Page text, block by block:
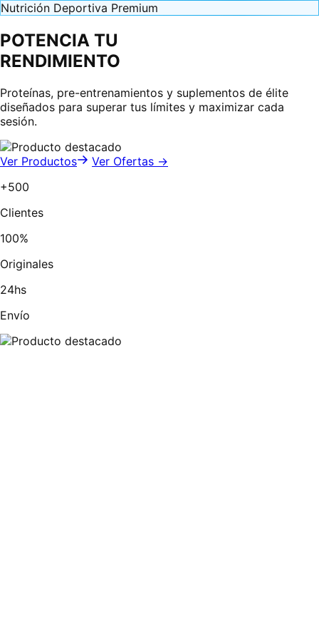
Nutrición Deportiva Premium
POTENCIA TU
RENDIMIENTO
Proteínas, pre-entrenamientos y suplementos de élite
diseñados para superar tus límites y maximizar cada
sesión.
Ver Productos
Ver Ofertas →
+500
Clientes
100%
Originales
24hs
Envío